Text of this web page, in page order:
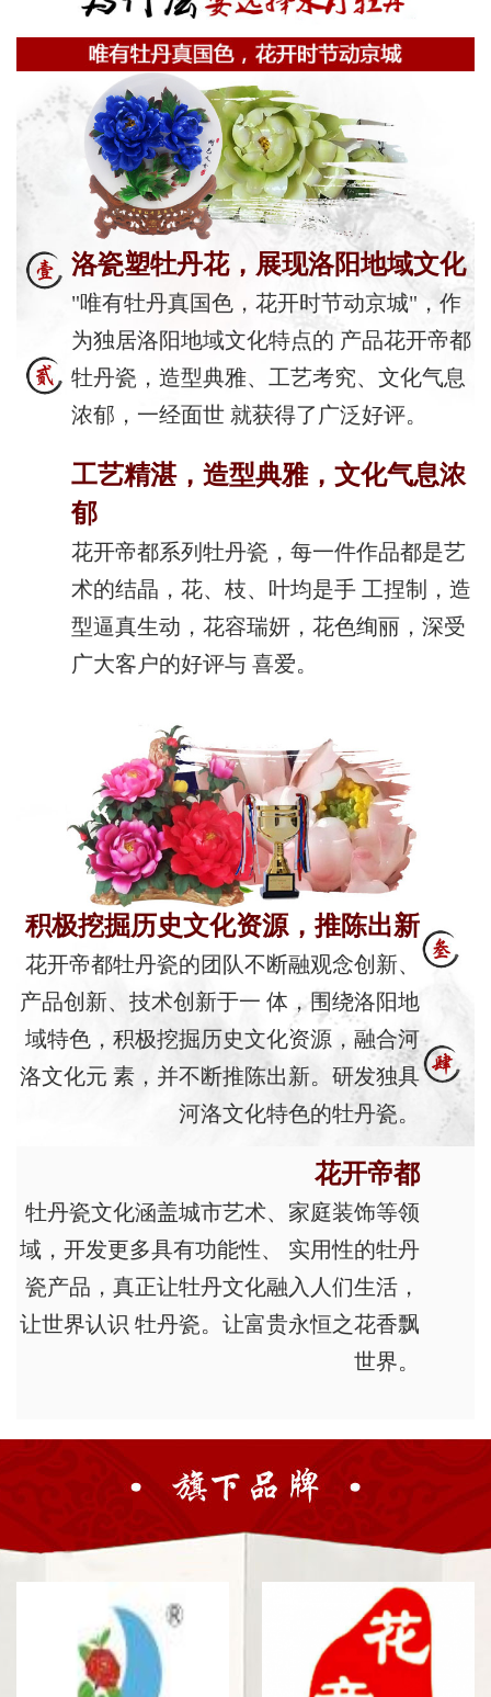
洛瓷塑牡丹花，展现洛阳地域文化
"唯有牡丹真国色，花开时节动京城"，作
为独居洛阳地域文化特点的 产品花开帝都
牡丹瓷，造型典雅、工艺考究、文化气息
浓郁，一经面世 就获得了广泛好评。
工艺精湛，造型典雅，文化气息浓
郁
花开帝都系列牡丹瓷，每一件作品都是艺
术的结晶，花、枝、叶均是手 工捏制，造
型逼真生动，花容瑞妍，花色绚丽，深受
广大客户的好评与 喜爱。
积极挖掘历史文化资源，推陈出新
花开帝都牡丹瓷的团队不断融观念创新、
产品创新、技术创新于一 体，围绕洛阳地
域特色，积极挖掘历史文化资源，融合河
洛文化元 素，并不断推陈出新。研发独具
河洛文化特色的牡丹瓷。
花开帝都
牡丹瓷文化涵盖城市艺术、家庭装饰等领
域，开发更多具有功能性、 实用性的牡丹
瓷产品，真正让牡丹文化融入人们生活，
让世界认识 牡丹瓷。让富贵永恒之花香飘
世界。